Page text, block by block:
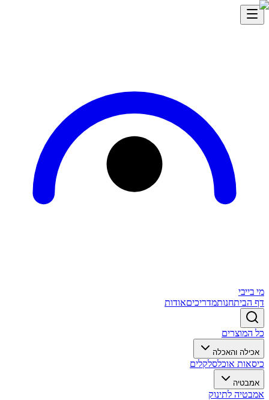
מי בייבי
דף הביתחנותמדריכיםאודות
כל המוצרים
אכילה והאכלה
כיסאות אוכלסלקלים
אמבטיה
אמבטיה לתינוק